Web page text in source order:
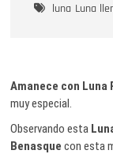
luna Luna
Amanece con Luna
muy especial.
Observando esta
Benasque con esta